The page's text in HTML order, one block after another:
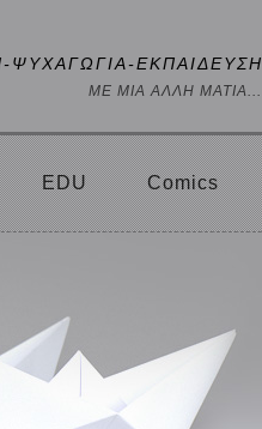
ΕΚΠΑΙΔΕΥΣΗ
ΜΕ ΜΙΑ ΑΛΛΗ ΜΑΤΙΑ...
EDU Comics